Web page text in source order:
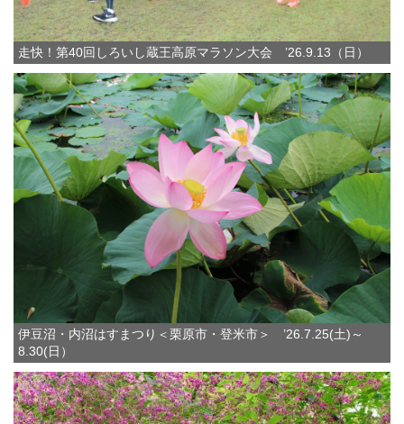
走快！第40回しろいし蔵王高原マラソン大会 ’26.9.13（日）
伊豆沼・内沼はすまつり＜栗原市・登米市＞ ’26.7.25(土)～
8.30(日）